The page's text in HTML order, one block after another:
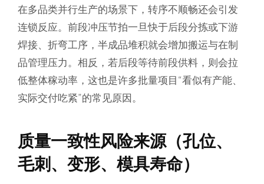
在多品类并行生产的场景下，转序不顺畅还会引发
连锁反应。前段冲压节拍一旦快于后段分拣或下游
焊接、折弯工序，半成品堆积就会增加搬运与在制
品管理压力。相反，若后段等待前段供料，则会拉
低整体稼动率，这也是许多批量项目“看似有产能、
实际交付吃紧”的常见原因。
质量一致性风险来源（孔位、
毛刺、变形、模具寿命）